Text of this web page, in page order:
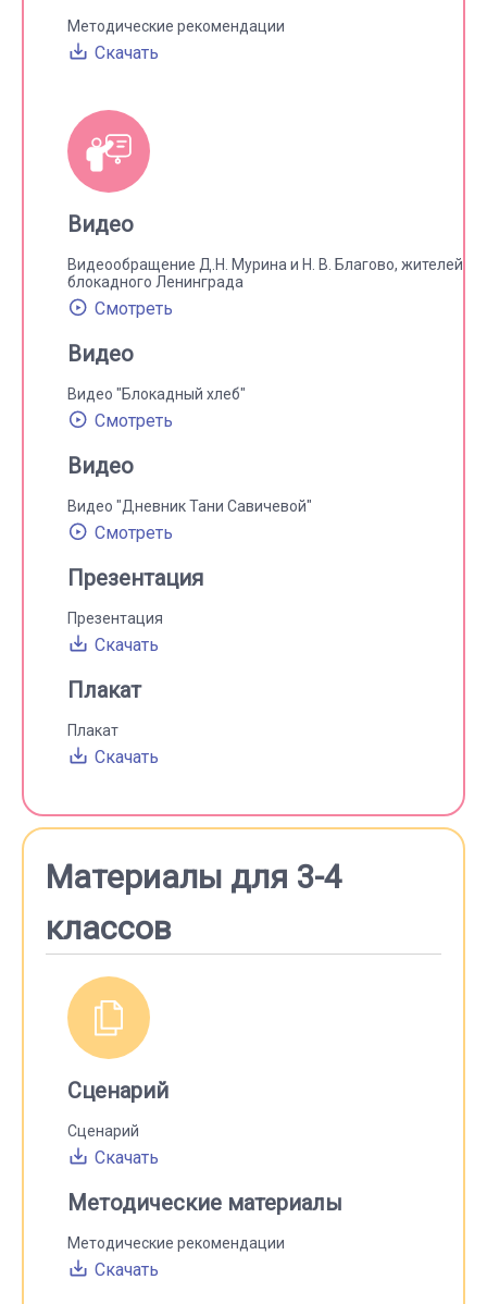
Методические рекомендации
Скачать
Видео
Видеообращение Д.Н. Мурина и Н. В. Благово, жителей
блокадного Ленинграда
Смотреть
Видео
Видео "Блокадный хлеб"
Смотреть
Видео
Видео "Дневник Тани Савичевой"
Смотреть
Презентация
Презентация
Скачать
Плакат
Плакат
Скачать
Материалы для 3-4
классов
Сценарий
Сценарий
Скачать
Методические материалы
Методические рекомендации
Скачать